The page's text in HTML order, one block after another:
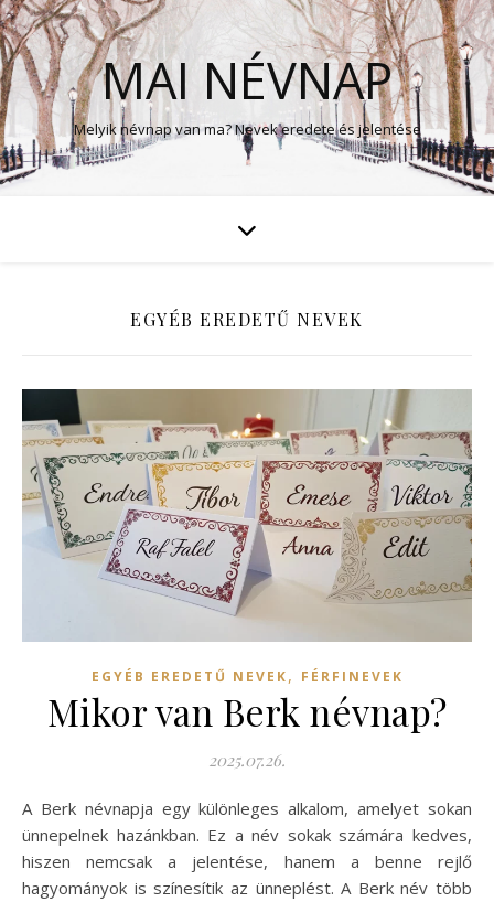
MAI NÉVNAP
Melyik névnap van ma? Nevek eredete és jelentése
EGYÉB EREDETŰ NEVEK
EGYÉB EREDETŰ NEVEK, FÉRFINEVEK
Mikor van Berk névnap?
2025.07.26.
A Berk névnapja egy különleges alkalom, amelyet sokan
ünnepelnek hazánkban. Ez a név sokak számára kedves,
hiszen nemcsak a jelentése, hanem a benne rejlő
hagyományok is színesítik az ünneplést. A Berk név több